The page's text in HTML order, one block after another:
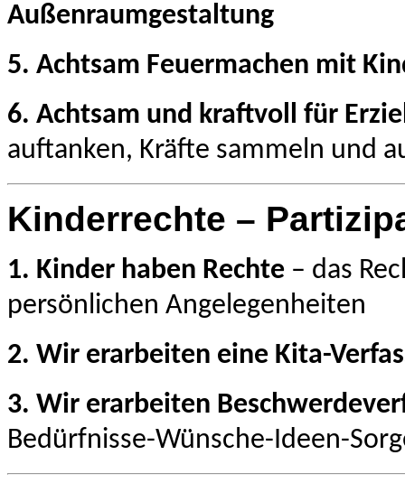
Außenraumgestaltung
5. Achtsam Feuermachen mit
6. Achtsam und kraftvoll für
auftanken, Kräfte sammeln und
Kinderrechte –
1. Kinder haben Rechte – das
persönlichen Angelegenheiten
2. Wir erarbeiten eine Kita-
3. Wir erarbeiten
Bedürfnisse-Wünsche-Ideen-